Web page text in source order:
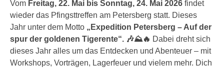
Vom Freitag, 22. Mai bis Sonntag, 24. Mai 2026 findet
wieder das Pfingsttreffen am Petersberg statt. Dieses
Jahr unter dem Motto „Expedition Petersberg – Auf der
spur der goldenen Tigerente“. 🎶⛰🔥 Dabei dreht sich
dieses Jahr alles um das Entdecken und Abenteuer – mit
Workshops, Vorträgen, Lagerfeuer und vielem mehr. Dich